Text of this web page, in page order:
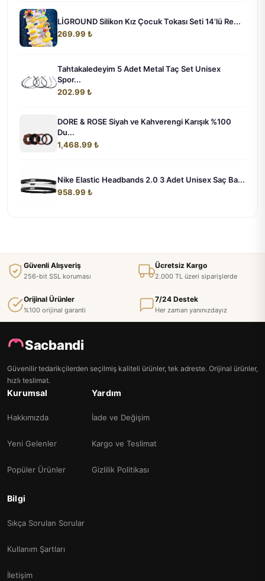
LİGROUND Silikon Kız Çocuk Tokası Seti 14’lü Re...
269.99 ₺
Tahtakaledeyim 5 Adet Metal Taç Set Unisex
Spor...
202.99 ₺
DORE & ROSE Siyah ve Kahverengi Karışık %100
Du...
1,468.99 ₺
Nike Elastic Headbands 2.0 3 Adet Unisex Saç Ba...
958.99 ₺
Güvenli Alışveriş
256-bit SSL koruması
Ücretsiz Kargo
2.000 TL üzeri siparişlerde
Orijinal Ürünler
%100 orijinal garanti
7/24 Destek
Her zaman yanınızdayız
Sacbandi
Güvenilir tedarikçilerden seçilmiş kaliteli ürünler, tek adreste. Orijinal ürünler,
hızlı teslimat.
Kurumsal
Hakkımızda
Yeni Gelenler
Popüler Ürünler
Yardım
İade ve Değişim
Kargo ve Teslimat
Gizlilik Politikası
Bilgi
Sıkça Sorulan Sorular
Kullanım Şartları
İletişim